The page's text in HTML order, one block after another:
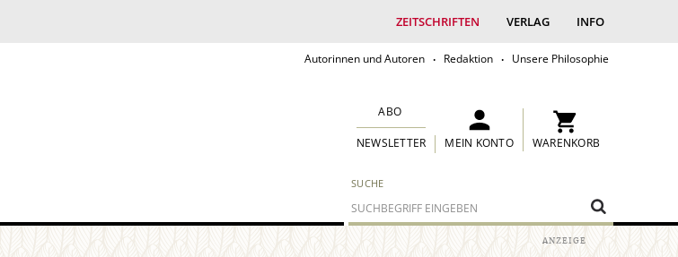
ZEITSCHRIFTEN VERLAG INFO
Autorinnen und Autoren Redaktion Unsere Philosophie
SUCHE
ABO
NEWSLETTER MEIN KONTO WARENKORB